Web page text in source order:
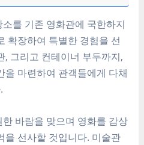
를 기존 영화관에 국한하지
확장하여 특별한 경험을 선
, 그리고 컨테이너 부두까지,
을 마련하여 관객들에게 다채
바람을 맞으며 영화를 감상
을 선사할 것입니다. 미술관